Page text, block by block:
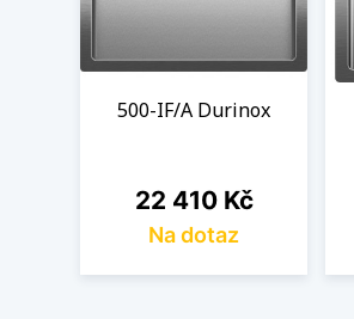
500-IF/A Durinox
Cena
22 410 Kč
Na dotaz